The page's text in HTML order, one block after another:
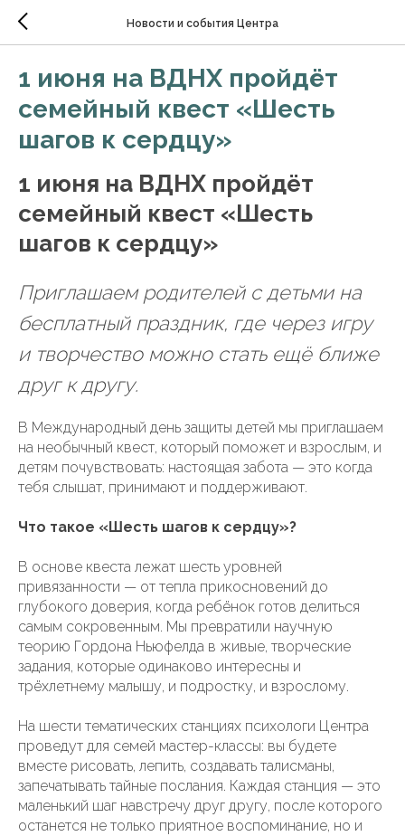
Новости и события Центра
1 июня на ВДНХ пройдёт
семейный квест «Шесть
шагов к сердцу»
1 июня на ВДНХ пройдёт
семейный квест «Шесть
шагов к сердцу»
Приглашаем родителей с детьми на
бесплатный праздник, где через игру
и творчество можно стать ещё ближе
друг к другу.
В Международный день защиты детей мы приглашаем
на необычный квест, который поможет и взрослым, и
детям почувствовать: настоящая забота — это когда
тебя слышат, принимают и поддерживают.
Что такое «Шесть шагов к сердцу»?
В основе квеста лежат шесть уровней
привязанности — от тепла прикосновений до
глубокого доверия, когда ребёнок готов делиться
самым сокровенным. Мы превратили научную
теорию Гордона Ньюфелда в живые, творческие
задания, которые одинаково интересны и
трёхлетнему малышу, и подростку, и взрослому.
На шести тематических станциях психологи Центра
проведут для семей мастер-классы: вы будете
вместе рисовать, лепить, создавать талисманы,
запечатывать тайные послания. Каждая станция — это
маленький шаг навстречу друг другу, после которого
останется не только приятное воспоминание, но и